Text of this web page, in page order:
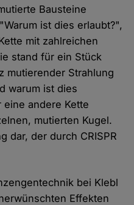
Bausteine
ist dies erlaubt?",
mit zahlreichen
stand für ein Stück
mutierender Strahlung
warum ist dies
andere Kette
mutierten Kugel.
dar, der durch CRISPR
bei Klebl
Effekten